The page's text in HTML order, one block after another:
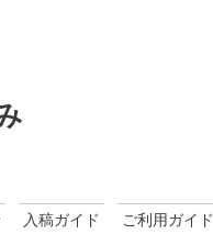
入稿ガイド ご利用ガイド